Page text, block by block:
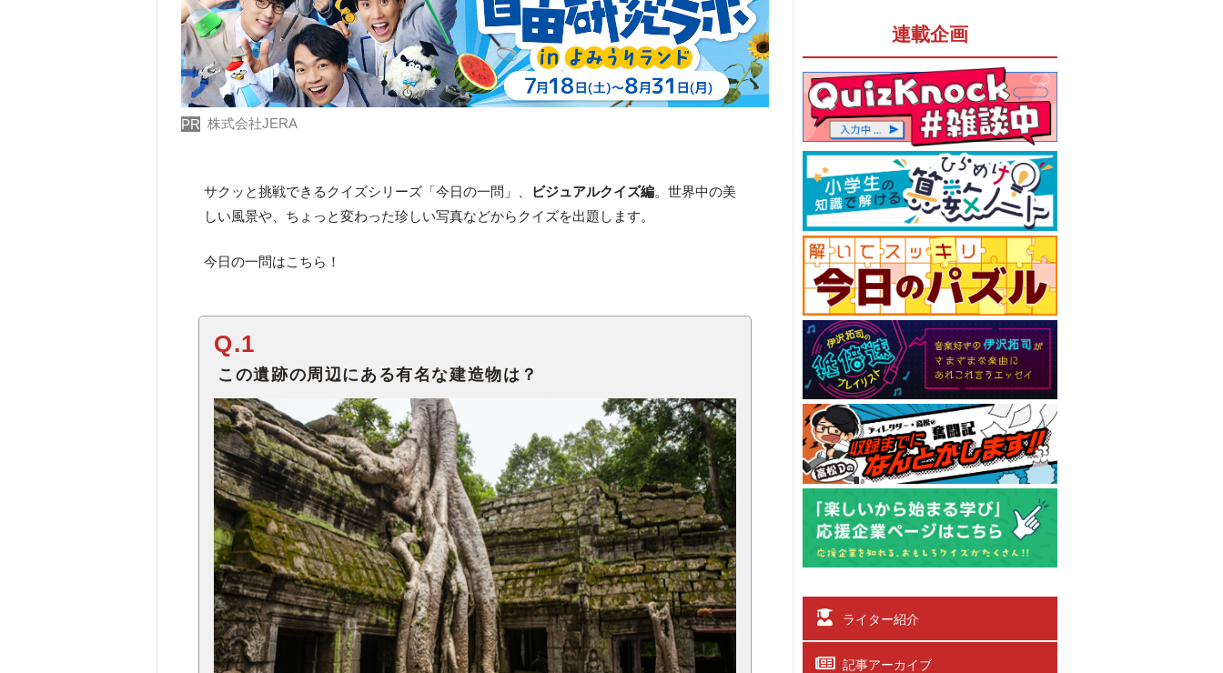
PR 株式会社JERA
サクッと挑戦できるクイズシリーズ「今日の一問」、 ビジュアルクイズ編。世界中の美
しい風景や、ちょっと変わった珍しい写真などからクイズを出題します。
今日の一問はこちら！
Q.1
この遺跡の周辺にある有名な建造物は？
連載企画
ライター紹介
記事アーカイブ